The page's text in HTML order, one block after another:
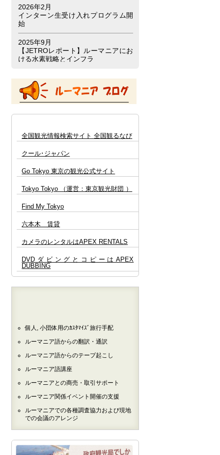
2026年2月
インターン生受け入れプログラム開
始
2025年9月
【JETROレポート】ルーマニアにお
ける水素戦略とインフラ
2025年9月26日
【セミナー･講演会】日・ルーマニア
エネルギーフォーラム
「ヨーロッパ進出の最前線～注目を
ナー
全国観光情報検索サイト 全国観るなび
クール･ジャパン
Go Tokyo 東京の観光公式サイト
Tokyo Tokyo （運営：東京観光財団 ）
Find My Tokyo
六本木 賃貸
カメラのレンタルはAPEX RENTALS
DVDダビングとコピーはAPEX
DUBBING
個人, 小団体用のｶｽﾀﾏｲｽﾞ旅行手配
ルーマニア語からの翻訳・通訳
ルーマニア語からのテープ起こし
ルーマニア語講座
ルーマニアとの商売・取引サポート
ルーマニア関係イベント開催の支援
ルーマニアでの各種調査協力および現地
での会議のアレンジ